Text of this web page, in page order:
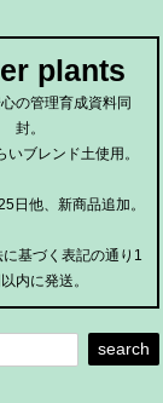
plants
の管理育成資料同
封。
いブレンド土使用。
日他、新商品追加。
基づく表記の通り1
内に発送。
search